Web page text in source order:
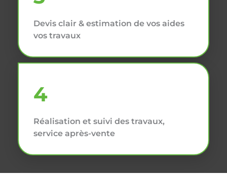
Devis clair & estimation de vos aides
vos travaux
4
Réalisation et suivi des travaux,
service après-vente